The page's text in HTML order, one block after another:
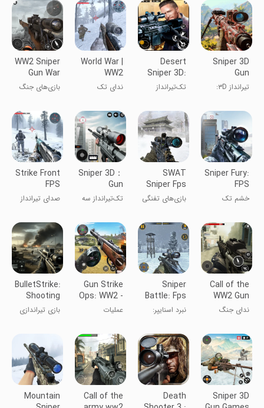
Sniper 3D
Gun
Shooter:
Offline
تیرانداز ۳D:
Desert
Sniper 3D:
Battleground
تک‌تیرانداز
میدان جنگ
World War |
WW2
Shooting
Games
ندای تک
جهانی دوم
WW2 Sniper
Gun War
Games
بازی‌های جنگ
Sniper Fury:
FPS
Shooting
Game
خشم تک
SWAT
Sniper Fps
Gun Games
بازی‌های تفنگی
SWAT
Sniper 3D：
Gun
Shooting
Games
تک‌تیر‌انداز سه
Strike Front
FPS
Shooter
صدای تیرانداز
Call of the
WW2 Gun
Games:
Counter
Duty
ندای جنگ
Sniper
Battle: Fps
shooting
3D
نبرد اسنایپر:
۳D
Gun Strike
Ops: WW2 -
World War II
fps shooter
عملیات
جهانی دوم -
تیرانداز FPS
جنگ جهانی
دوم
BulletStrike:
Shooting
Game
بازی تیراندازی
Sniper 3D
Death
Call of the
Mountain